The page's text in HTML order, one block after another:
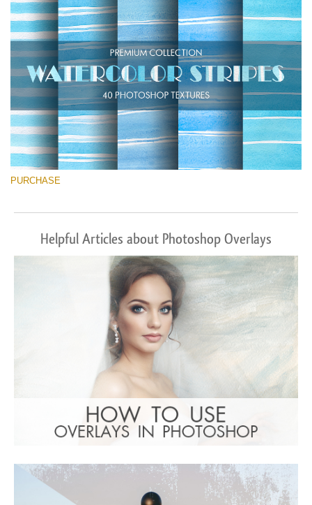
Free download
PURCHASE
Helpful Articles about Photoshop Overlays